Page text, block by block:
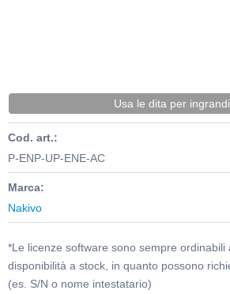
Usa le dita per
Cod. art.:
P-ENP-UP-ENE-AC
Marca:
Nakivo
*Le licenze software sono sempre ordinabili
disponibilità a stock, in quanto possono
(es. S/N o nome intestatario)